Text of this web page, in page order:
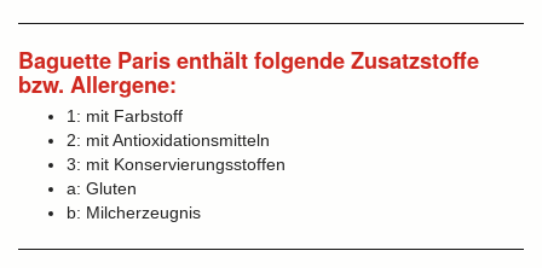
Baguette Paris enthält folgende Zusatzstoffe
bzw. Allergene:
1: mit Farbstoff
2: mit Antioxidationsmitteln
3: mit Konservierungsstoffen
a: Gluten
b: Milcherzeugnis